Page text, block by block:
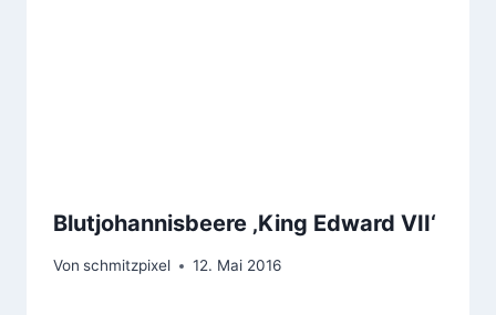
Blutjohannisbeere ‚King Edward VII‘
Von schmitzpixel 12. Mai 2016